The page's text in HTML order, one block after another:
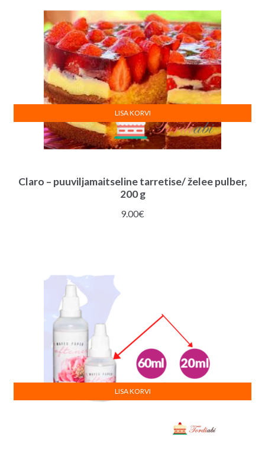
Claro – puuviljamaitseline tarretise/ želee pulber,
200 g
9.00€
LISA KORVI
LISA KORVI